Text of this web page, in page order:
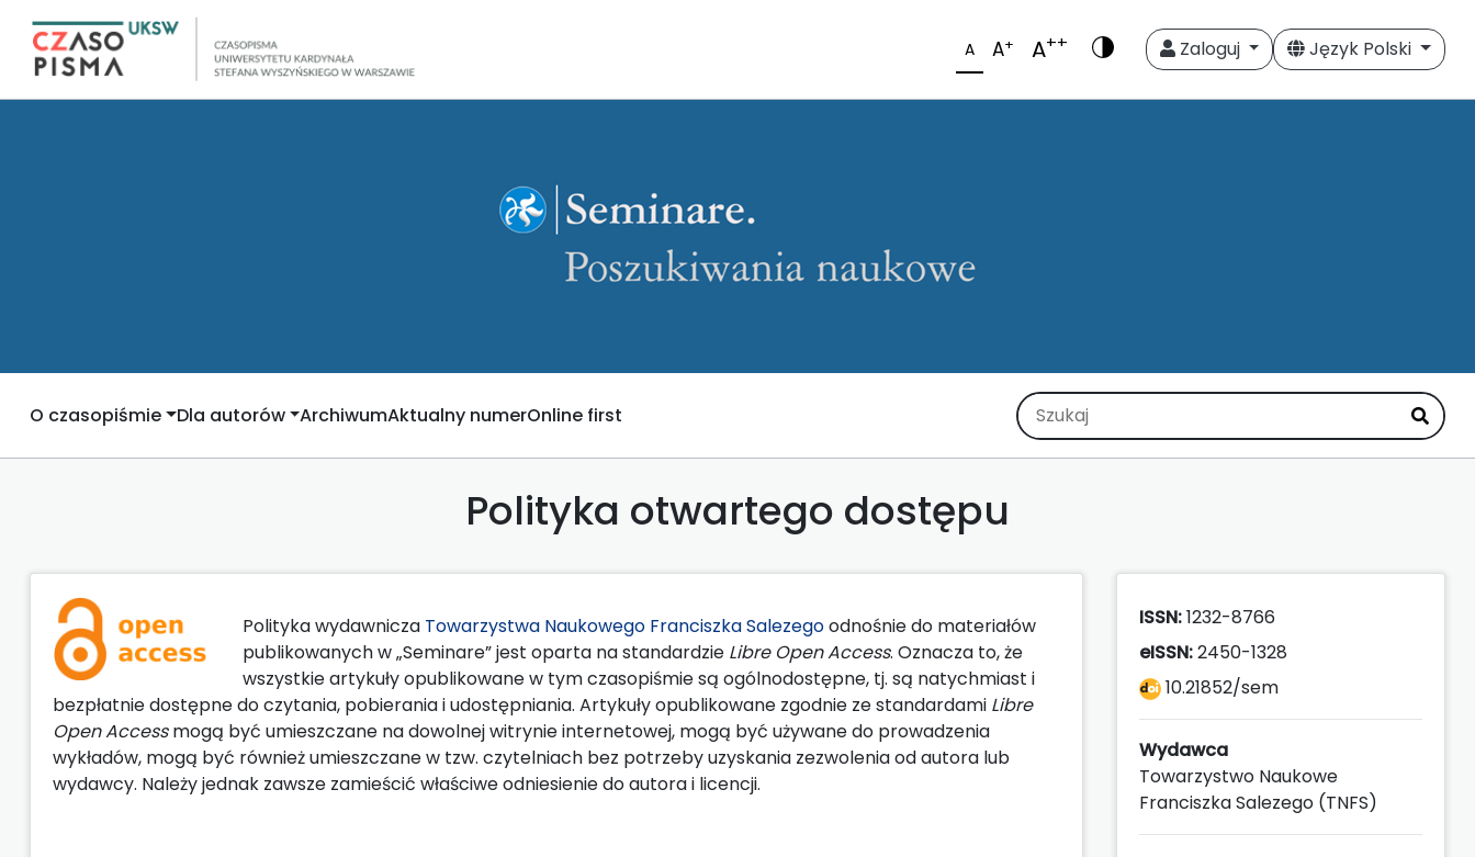
A A+ A++ Zaloguj Język Polski
O czasopiśmie Dla autorów ArchiwumAktualny numerOnline first
Polityka otwartego dostępu
Polityka wydawnicza Towarzystwa Naukowego Franciszka Salezegoodnośnie do materiałów
publikowanych w „Seminare” jest oparta na standardzie Libre Open Access. Oznacza to, że
wszystkie artykuły opublikowane w tym czasopiśmie są ogólnodostępne, tj. są natychmiast i
bezpłatnie dostępne do czytania, pobierania i udostępniania. Artykuły opublikowane zgodnie ze standardami Libre
Open Accessmogą być umieszczane na dowolnej witrynie internetowej, mogą być używane do prowadzenia
wykładów, mogą być również umieszczane w tzw. czytelniach bez potrzeby uzyskania zezwolenia od autora lub
wydawcy. Należy jednak zawsze zamieścić właściwe odniesienie do autora i licencji.
ISSN:1232-8766
eISSN:2450-1328
10.21852/sem
Wydawca
Towarzystwo Naukowe
Franciszka Salezego (TNFS)